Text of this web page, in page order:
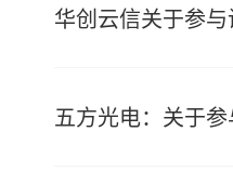
华创云信关于参
五方光电：关于